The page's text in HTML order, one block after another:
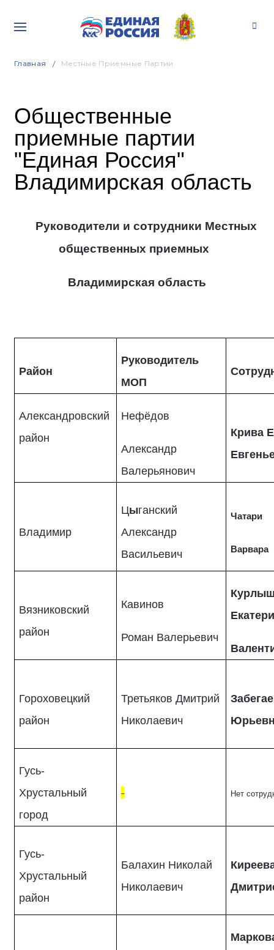
Главная Местные Приемные Партии
Общественные
приемные партии
"Единая Россия"
Владимирская область
Руководители и сотрудники Местных
общественных приемных
Владимирская область
Район
Руководитель
МОП
Александровский
район
Нефёдов
Александр
Валерьянович
Крива
Владимир
Цыганский
Александр
Васильевич
Чатари
Варвара
Вязниковский
район
Кавинов
Роман Валерьевич
Гороховецкий
район
Третьяков Дмитрий
Николаевич
Гусь-
Хрустальный
город
Нет
Гусь-
Хрустальный
район
Балахин Николай
Николаевич